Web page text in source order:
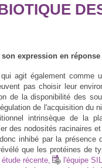
expression en
agit également comme
pas choisir leur
de la disponibilité des
de l'acquisition du
intrinsèque de la
des nodosités racinaires
inhibé par la présence
que les protéines de
récente, l'équipe